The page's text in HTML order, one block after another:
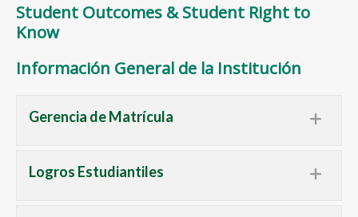
Student Outcomes & Student Right to
Know
Información General de la Institución
Gerencia de Matrícula
Logros Estudiantiles